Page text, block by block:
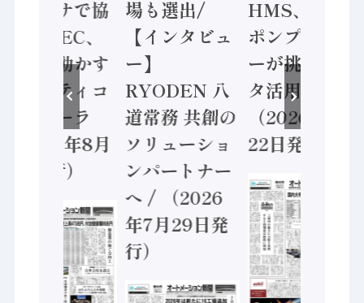
ンセンサで協
業 / IDEC、
安全に動かす
セーフティコ
ントローラ
（2026年8月
5日発行）
場も選出/
【インタビュ
ー】
RYODEN 八
道常務 共創の
ソリューショ
ンパートナー
へ / （2026
年7月29日発
行）
HMS、老舗
ポンプメーカ
ーが挑むデー
タ活用 など
（2026年7月
22日発行）